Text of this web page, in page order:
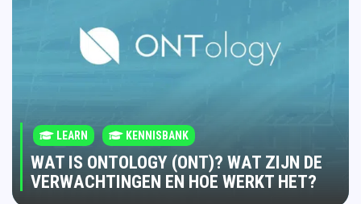
LEARN KENNISBANK
WAT IS ONTOLOGY (ONT)? WAT ZIJN DE
VERWACHTINGEN EN HOE WERKT HET?